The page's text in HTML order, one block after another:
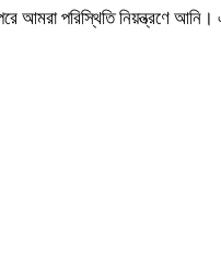
আমরা পরিস্থিতি নিয়ন্ত্রণে